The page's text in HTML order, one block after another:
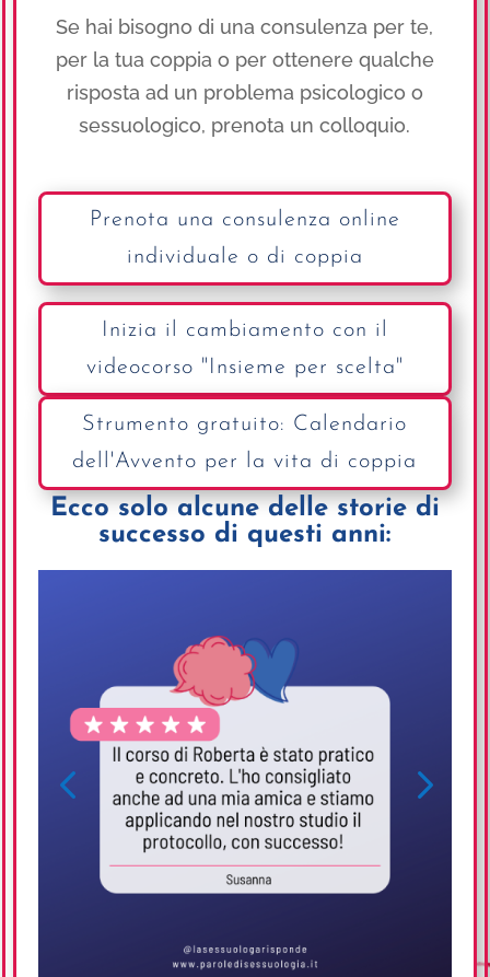
Se hai bisogno di una consulenza per te,
per la tua coppia o per ottenere qualche
risposta ad un problema psicologico o
sessuologico, prenota un colloquio.
Prenota una consulenza online
individuale o di coppia
Inizia il cambiamento con il
videocorso "Insieme per scelta"
Strumento gratuito: Calendario
dell'Avvento per la vita di coppia
Ecco solo alcune delle storie di
successo di questi anni: